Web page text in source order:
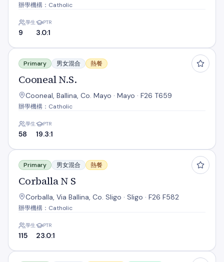
辦學機構：Catholic
學生
9
PTR
3.0:1
Cooneal N.S.
Primary 男女混合 熱餐
Cooneal N.S.
Cooneal, Ballina, Co. Mayo · Mayo · F26 T659
辦學機構：Catholic
學生
58
PTR
19.3:1
Corballa N S
Primary 男女混合 熱餐
Corballa N S
Corballa, Via Ballina, Co. Sligo · Sligo · F26 F582
辦學機構：Catholic
學生
115
PTR
23.0:1
Corclough Ns